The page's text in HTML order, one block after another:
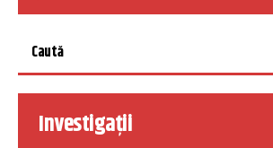
Investigații